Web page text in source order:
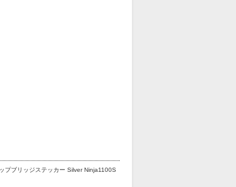
プブリッジステッカー Silver Ninja1100S